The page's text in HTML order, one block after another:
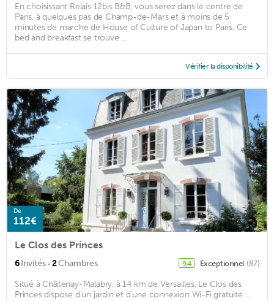
En choisissant Relais 12bis B&B, vous serez dans le centre de
Paris, à quelques pas de Champ-de-Mars et à moins de 5
minutes de marche de House of Culture of Japan to Paris. Ce
bed and breakfast se trouve ...
Vérifier la disponibilité
De
112€
Le Clos des Princes
6Invités · 2Chambres 9,4 Exceptionnel (87)
Situé à Châtenay-Malabry, à 14 km de Versailles, Le Clos des
Princes dispose d'un jardin et d'une connexion Wi-Fi gratuite. ...